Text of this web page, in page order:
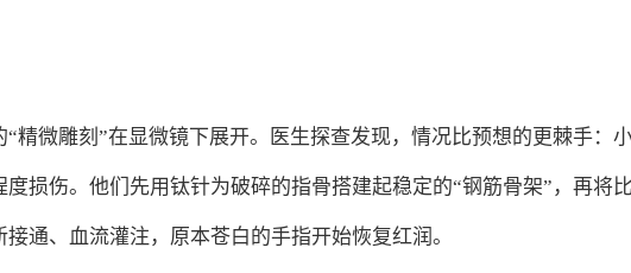
精微雕刻”在显微镜下展开。医生探查发现，情况比预想的更棘手：
损伤。他们先用钛针为破碎的指骨搭建起稳定的“钢筋骨架”，再将
通、血流灌注，原本苍白的手指开始恢复红润。